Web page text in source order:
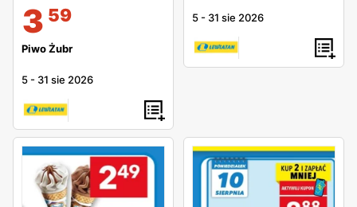
3 59
Piwo Żubr
5 - 31 sie 2026
5 - 31 sie 2026